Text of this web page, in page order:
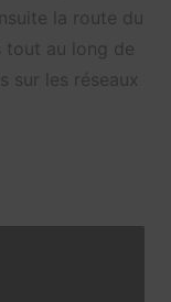
la route du
tout au long de
sur les réseaux